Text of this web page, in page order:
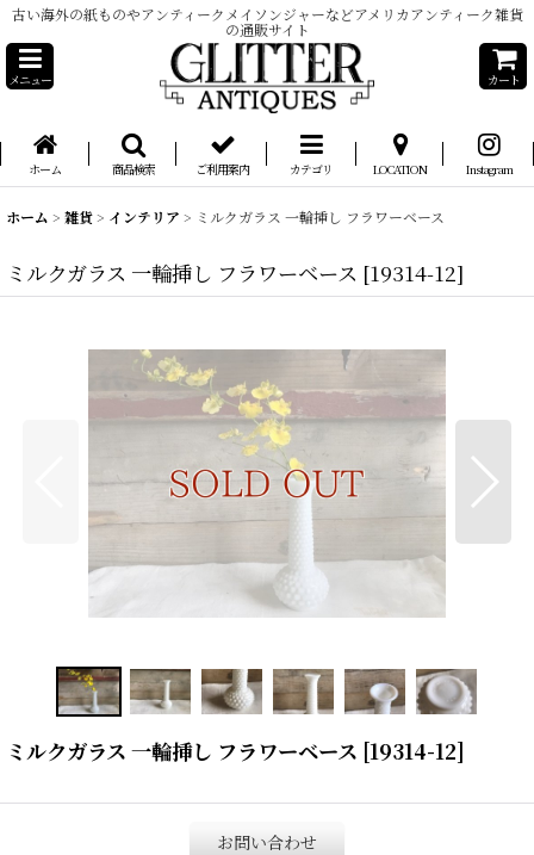
古い海外の紙ものやアンティークメイソンジャーなどアメリカアンティーク雑貨
の通販サイト
メニュー カート
ホーム 商品検索 ご利用案内 カテゴリ LOCATION Instagram
ホーム > 雑貨> インテリア > ミルクガラス 一輪挿し フラワーベース
ミルクガラス 一輪挿し フラワーベース [19314-12]
ミルクガラス 一輪挿し フラワーベース [19314-12]
お問い合わせ